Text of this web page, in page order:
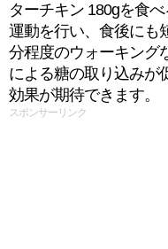
ターチキン 180gを食
運動を行い、食後にも
分程度のウォーキング
による糖の取り込みが
効果が期待できます。
スポンサーリンク